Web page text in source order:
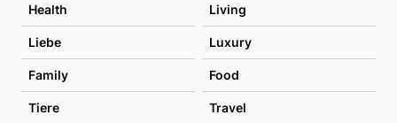
Health Living
Liebe Luxury
Family Food
Tiere Travel